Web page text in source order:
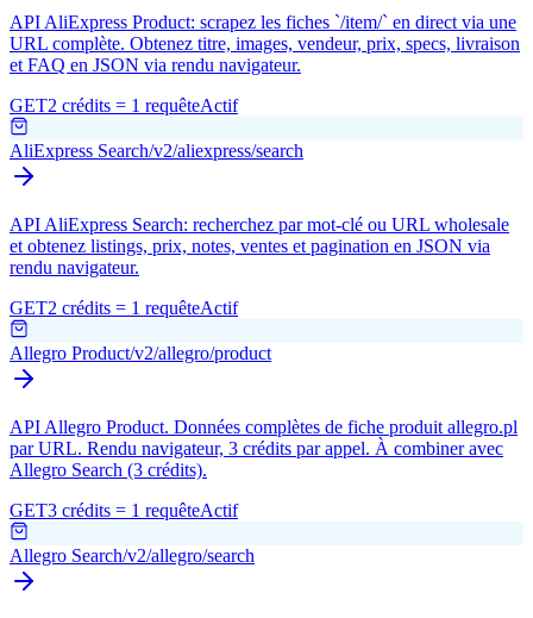
API AliExpress Product: scrapez les fiches `/item/` en direct via une
URL complète. Obtenez titre, images, vendeur, prix, specs, livraison
et FAQ en JSON via rendu navigateur.
GET2 crédits = 1 requêteActif
AliExpress Search/v2/aliexpress/search
API AliExpress Search: recherchez par mot-clé ou URL wholesale
et obtenez listings, prix, notes, ventes et pagination en JSON via
rendu navigateur.
GET2 crédits = 1 requêteActif
Allegro Product/v2/allegro/product
API Allegro Product. Données complètes de fiche produit allegro.pl
par URL. Rendu navigateur, 3 crédits par appel. À combiner avec
Allegro Search (3 crédits).
GET3 crédits = 1 requêteActif
Allegro Search/v2/allegro/search